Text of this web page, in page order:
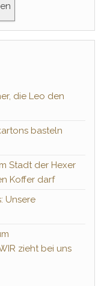
die Leo den
basteln
Stadt der Hexer
Koffer darf
Unsere
zieht bei uns